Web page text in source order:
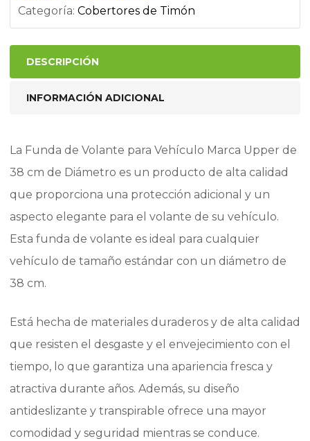
Categoría: Cobertores de Timón
DESCRIPCIÓN
INFORMACIÓN ADICIONAL
La Funda de Volante para Vehículo Marca Upper de
38 cm de Diámetro es un producto de alta calidad
que proporciona una protección adicional y un
aspecto elegante para el volante de su vehículo.
Esta funda de volante es ideal para cualquier
vehículo de tamaño estándar con un diámetro de
38 cm.
Está hecha de materiales duraderos y de alta calidad
que resisten el desgaste y el envejecimiento con el
tiempo, lo que garantiza una apariencia fresca y
atractiva durante años. Además, su diseño
antideslizante y transpirable ofrece una mayor
comodidad y seguridad mientras se conduce.